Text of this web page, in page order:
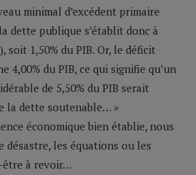
minimal d’excédent primaire
dette publique s’établit donc à
soit 1,50% du PIB. Or, le déficit
4,00% du PIB, ce qui signifie qu’un
de 5,50% du PIB serait
la dette soutenable… »
économique bien établie, nous
désastre, les équations ou les
être à revoir…